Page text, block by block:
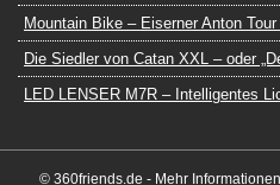
Mountain Bike – Eiserner Anton
Die Siedler von Catan XXL – oder
LED LENSER M7R – Intelligentes
© 360friends.de - Mehr